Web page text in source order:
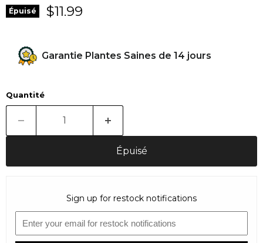
Épuisé Prix actuel
$11.99
Garantie Plantes Saines de 14 jours
Quantité
Épuisé
Sign up for restock notifications